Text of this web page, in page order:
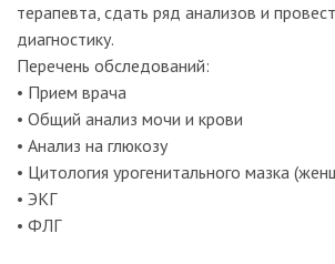
терапевта, сдать ряд анализов и
диагностику.
Перечень обследований:
• Прием врача
• Общий анализ мочи и крови
• Анализ на глюкозу
• Цитология урогенитального мазка
• ЭКГ
• ФЛГ